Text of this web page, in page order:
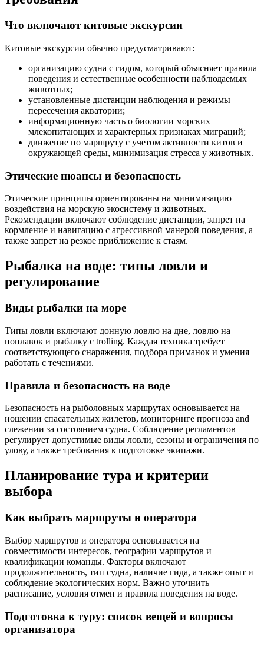
Что включают китовые экскурсии
Китовые экскурсии обычно предусматривают:
организацию судна с гидом, который объясняет правила
поведения и естественные особенности наблюдаемых
животных;
установленные дистанции наблюдения и режимы
пересечения акватории;
информационную часть о биологии морских
млекопитающих и характерных признаках миграций;
движение по маршруту с учетом активности китов и
окружающей среды, минимизация стресса у животных.
Этические нюансы и безопасность
Этические принципы ориентированы на минимизацию
воздействия на морскую экосистему и животных.
Рекомендации включают соблюдение дистанции, запрет на
кормление и навигацию с агрессивной манерой поведения, а
также запрет на резкое приближение к стаям.
Рыбалка на воде: типы ловли и
регулирование
Виды рыбалки на море
Типы ловли включают донную ловлю на дне, ловлю на
поплавок и рыбалку с trolling. Каждая техника требует
соответствующего снаряжения, подбора приманок и умения
работать с течениями.
Правила и безопасность на воде
Безопасность на рыболовных маршрутах основывается на
ношении спасательных жилетов, мониторинге прогноза and
слежении за состоянием судна. Соблюдение регламентов
регулирует допустимые виды ловли, сезоны и ограничения по
улову, а также требования к подготовке экипажи.
Планирование тура и критерии
выбора
Как выбрать маршруты и оператора
Выбор маршрутов и оператора основывается на
совместимости интересов, географии маршрутов и
квалификации команды. Факторы включают
продолжительность, тип судна, наличие гида, а также опыт и
соблюдение экологических норм. Важно уточнить
расписание, условия отмен и правила поведения на воде.
Подготовка к туру: список вещей и вопросы
организатора